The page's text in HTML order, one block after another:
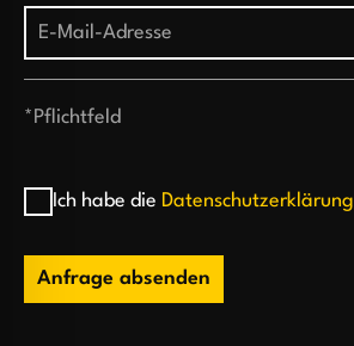
*Pflichtfeld
Ich habe die Datenschutzerklärung
Anfrage absenden